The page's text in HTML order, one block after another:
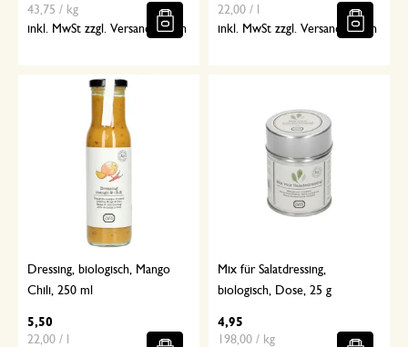
43,75 / kg
inkl. MwSt zzgl. Versandkosten
22,00 / l
inkl. MwSt zzgl. Versandkosten
Dressing, biologisch, Mango
Chili, 250 ml
5,50
22,00 / l
Mix für Salatdressing,
biologisch, Dose, 25 g
4,95
198,00 / kg